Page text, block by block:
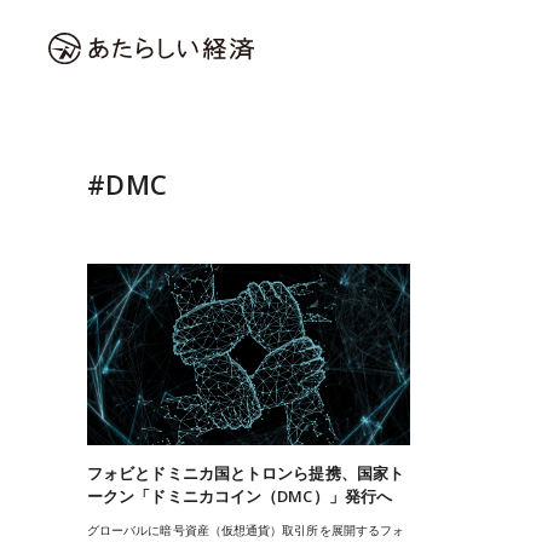
#DMC
フォビとドミニカ国とトロンら提携、国家ト
ークン「ドミニカコイン（DMC）」発行へ
グローバルに暗号資産（仮想通貨）取引所を展開するフォ